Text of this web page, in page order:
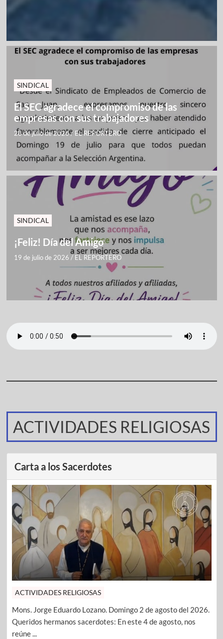
SINDICAL
El SEC agradece el compromiso de las
empresas con sus trabajadores
28 de julio de 2026/ EL REPORTERO
SINDICAL
¡Feliz! Día del Amigo
19 de julio de 2026 / EL REPORTERO
ACTIVIDADES RELIGIOSAS
Carta a los Sacerdotes
ACTIVIDADES RELIGIOSAS
Mons. Jorge Eduardo Lozano. Domingo 2 de agosto del 2026.
Queridos hermanos sacerdotes: En este 4 de agosto, nos
reúne ...